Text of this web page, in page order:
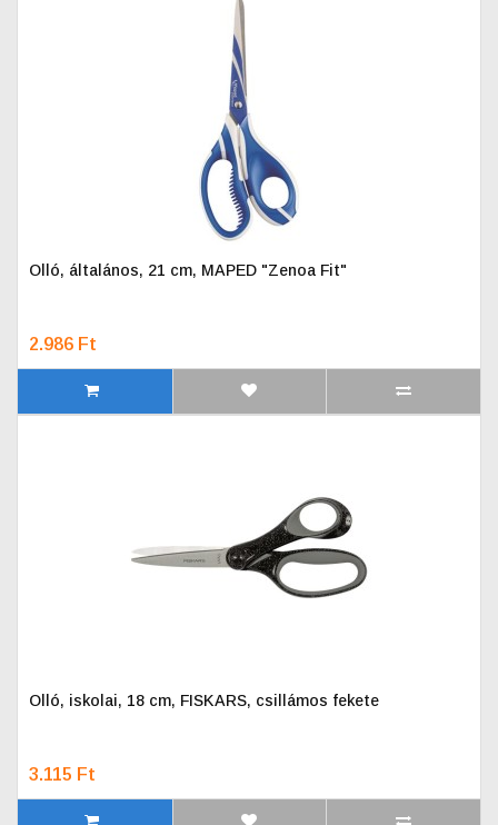
Olló, általános, 21 cm, MAPED "Zenoa Fit"
2.986 Ft
Olló, iskolai, 18 cm, FISKARS, csillámos fekete
3.115 Ft